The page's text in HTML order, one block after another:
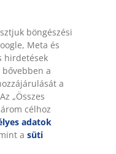
Fülekkel.
böngészési
Meta és
hirdetések
a
a
„Összes
célhoz
adatok
a süti